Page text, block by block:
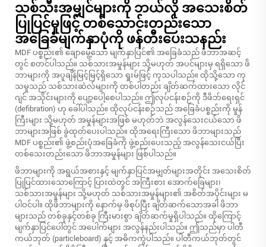
သစ်သီးအမျှင်များကို ဘယ်လို အသေးစိတ်
ပြုပြင်မှုဖြင့် တစ်သောင်းတည်းသော
အခြေခံမျက်နှာပုံကို ဖန်တီးပေးသနည်း
MDF ပစ္စည်း၏ ချောမွေ့သော မျက်နှာပြင်၏ အခြေခံသည် ဖိဘာအဆင့်
တွင် စတင်ပါသည်။ သစ်သားအမှုန်များ သို့မဟုတ် အပင်များမှ ရရှိသော ဖိ
ဘာများကို အပူချိန်မြင့်မြင့်ရှိသော ရှုးမ်ဖြင့် ကုသပါသည်။ ထိုသို့သော ကု
သမှုသည် သစ်သားဆဲလ်များကို တစ်ပါတည်း ချိတ်ဆက်ထားသော လိုင်
ဂျင် အသိုင်းများကို ပျော့ပေါ့စေပါသည်။ ဤလုပ်ငန်းစဉ်ကို ဒီဖိဘ်ရေးရှင်
(defibration) ဟု ခေါ်ပါသည်။ ထိုလုပ်ငန်းစဉ်သည် အခြေခံပစ္စည်းကို မှုန်
ကြီးများ သို့မဟုတ် အမှုန်များအဖြစ် မဟုတ်ဘဲ အလွန်သေးငယ်သော ဖိ
ဘာများအဖြစ် ခွဲထုတ်ပေးပါသည်။ ထိုအရေးကြီးသော ဖိဘာများသည်
MDF ပစ္စည်း၏ ဖွဲ့စည်းပုံအခြေခံကို ဖွဲ့စည်းပေးသည့် အလွန်သေးငယ်ပြီး
တစ်သေးတည်းသော ဖိဘာအမှုန်များ ဖြစ်ပါသည်။
ဖိဘာများကို အရွယ်အစားနှင့် မျက်နှာပြင်အမျှတ်များအတိုင်း အသေးစိတ်
ပြုပြင်ထားသောကြောင့် ပြားထဲတွင် အကြီးစား အောက်ခြေများ၊
သစ်သားအမှုန်များ သို့မဟုတ် သစ်သားအမှုန်များ၏ အစိတ်အပိုင်းများ မ
ပါဝင်ပါ။ ထိုဖိဘာများကို နောက်မှ ဖိစုပ်ပြီး ချိတ်ဆက်သောအခါ ဖိဘာ
များသည် တစ်ခုနှင့်တစ်ခု ကြီးမားစွာ ချိတ်ဆက်မှုရှိပါသည်။ ထိုကြောင့်
မျက်နှာပြင်ပေါ်တွင် အပေါက်များ အလွန်နည်းပါသည်။ ဤသည်မှာ ပါတီ
ကယ်ဘုတ် (particleboard) နှင့် အဓိကကွဲပါသည်။ ပါတီကယ်ဘုတ်တွင်